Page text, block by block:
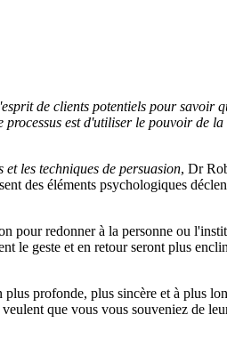
de clients potentiels pour savoir
processus est d'utiliser le pouvoir de
les techniques de persuasion, Dr
des éléments psychologiques
pour redonner à la personne ou
le geste et en retour seront plus
profonde, plus sincère et à plus
que vous vous souveniez de